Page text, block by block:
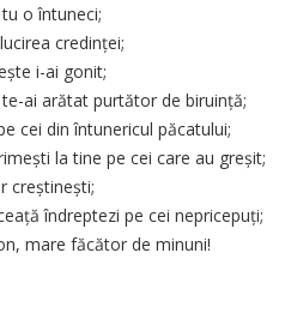
o întuneci;
credinței;
i-ai gonit;
ai arătat purtător de biruință;
cei din întunericul păcatului;
la tine pe cei care au greșit;
creștinești;
îndreptezi pe cei nepricepuți;
mare făcător de minuni!